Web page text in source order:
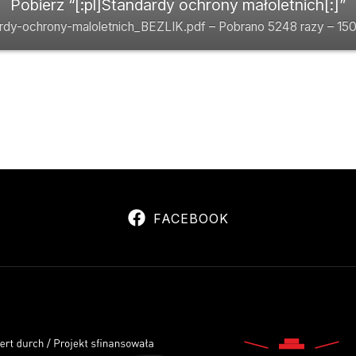
Pobierz “[:pl]Standardy ochrony małoletnich[:]”
ochrony-maloletnich_BEZLIK.pdf – Pobrano 5248 razy –
FACEBOOK